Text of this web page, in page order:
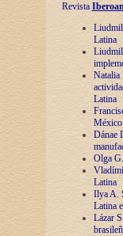
Revista
Latina
Natalia
Latina
México
Dánae
Olga
Latina
Ilya A.
Latina
Lázar